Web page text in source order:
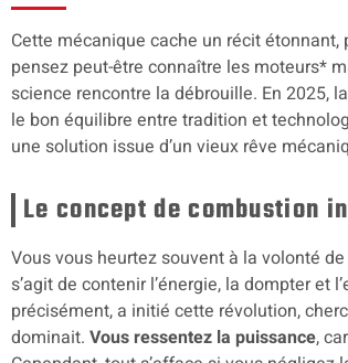
Cette mécanique cache un récit
pensez peut-être connaître les moteurs*
science rencontre la débrouille. En 2025,
le bon équilibre entre tradition et
une solution issue d’un vieux rêve
Le concept de combustion
Vous vous heurtez souvent à la volonté
s’agit de contenir l’énergie, la dompter et
précisément, a initié cette révolution,
dominait. Vous ressentez la puissance,